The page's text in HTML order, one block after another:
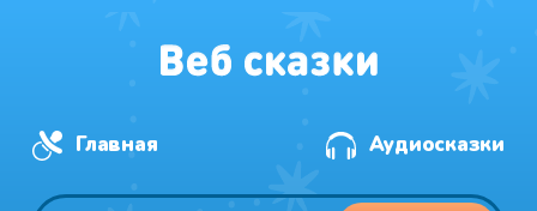
Главная Аудиосказки